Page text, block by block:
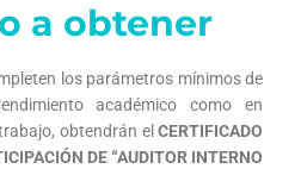
a obtener
los parámetros mínimos de
académico como en
obtendrán elCERTIFICADO
DE “AUDITOR INTERNO